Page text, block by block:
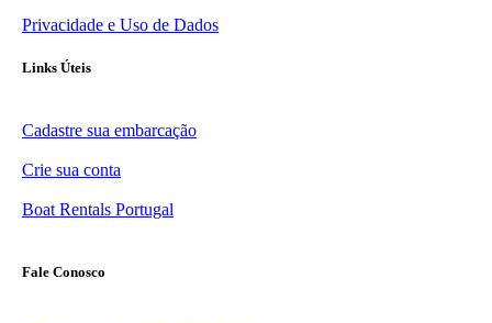
Privacidade e Uso de Dados
Links Úteis
Cadastre sua embarcação
Crie sua conta
Boat Rentals Portugal
Fale Conosco